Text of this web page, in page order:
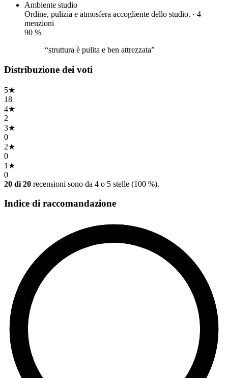
Ambiente studio
Ordine, pulizia e atmosfera accogliente dello studio. · 4
menzioni
90 %
“struttura è pulita e ben attrezzata”
Distribuzione dei voti
5★
18
4★
2
3★
0
2★
0
1 ★
0
20 di 20 recensioni sono da 4 o 5 stelle (100 %).
Indice di raccomandazione